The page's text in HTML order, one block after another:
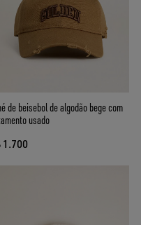
de beisebol de algodão bege com
usado
1.700